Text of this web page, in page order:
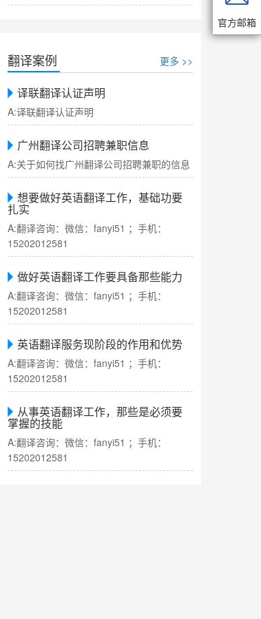
翻译案例 更多 >>
译联翻译认证声明
A:译联翻译认证声明
广州翻译公司招聘兼职信息
A:关于如何找广州翻译公司招聘兼职的信息
想要做好英语翻译工作，基础功要
扎实
A:翻译咨询：微信：fanyi51 ；手机：
15202012581
做好英语翻译工作要具备那些能力
A:翻译咨询：微信：fanyi51 ；手机：
15202012581
英语翻译服务现阶段的作用和优势
A:翻译咨询：微信：fanyi51 ；手机：
15202012581
从事英语翻译工作，那些是必须要
掌握的技能
A:翻译咨询：微信：fanyi51 ；手机：
15202012581
官方邮箱